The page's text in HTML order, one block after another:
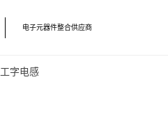
电子元器件整合供应商
工字电感